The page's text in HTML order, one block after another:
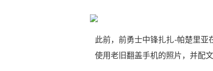
此前，前勇士中锋扎扎-帕楚里
使用老旧翻盖手机的照片，并配